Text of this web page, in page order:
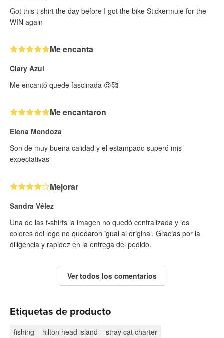
Got this t shirt the day before I got the bike Stickermule for the
WIN again
Me encanta
Clary Azul
Me encantó quede fascinada 😍🥰
Me encantaron
Elena Mendoza
Son de muy buena calidad y el estampado superó mis
expectativas
Mejorar
Sandra Vélez
Una de las t-shirts la imagen no quedó centralizada y los
colores del logo no quedaron igual al original. Gracias por la
diligencia y rapidez en la entrega del pedido.
Ver todos los comentarios
Etiquetas de producto
fishing hilton head island stray cat charter